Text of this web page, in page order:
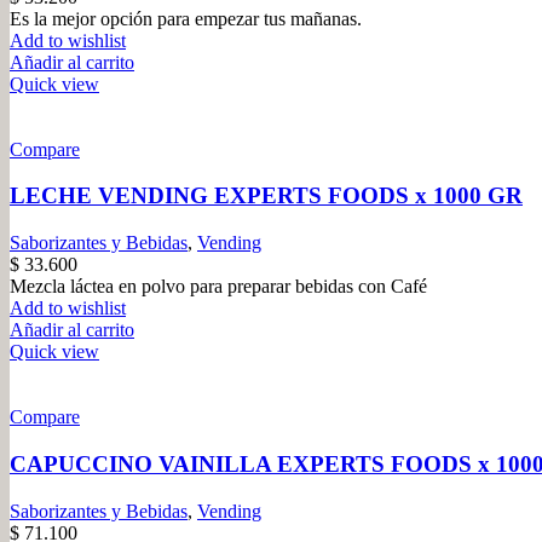
Es la mejor opción para empezar tus mañanas.
Add to wishlist
Añadir al carrito
Quick view
Compare
LECHE VENDING EXPERTS FOODS x 1000 GR
Saborizantes y Bebidas, Vending
$ 33.600
Mezcla láctea en polvo para preparar bebidas con Café
Add to wishlist
Añadir al carrito
Quick view
Compare
CAPUCCINO VAINILLA EXPERTS FOODS x
Saborizantes y Bebidas, Vending
$ 71.100